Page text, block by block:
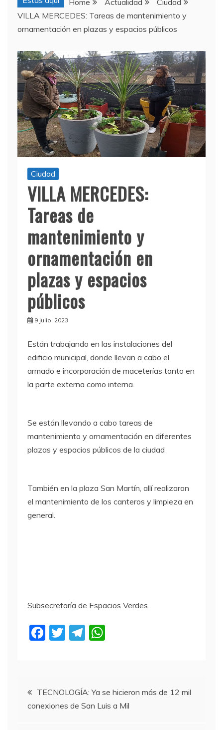
Home Actualidad
Ciudad
VILLA MERCEDES: Tareas de mantenimiento y
ornamentación en plazas y espacios públicos
Ciudad
VILLA MERCEDES:
Tareas de
mantenimiento y
ornamentación en
plazas y espacios
públicos
9 julio, 2023
Están trabajando en las instalaciones del
edificio municipal, donde llevan a cabo el
armado e incorporación de maceterías tanto en
la parte externa como interna.
Se están llevando a cabo tareas de
mantenimiento y ornamentación en diferentes
plazas y espacios públicos de la ciudad
También en la plaza San Martín, allí realizaron
el mantenimiento de los canteros y limpieza en
general.
Subsecretaría de Espacios Verdes.
F
b
o
T
T
a
m
A
p
Navegación
de
TECNOLOGÍA: Ya se hicieron más de 12 mil
conexiones de San Luis a Mil